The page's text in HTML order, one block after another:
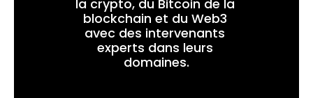
la crypto, du Bitcoin de la
blockchain et du Web3
avec des intervenants
experts dans leurs
domaines.